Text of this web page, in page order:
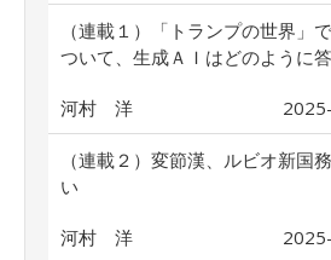
（連載１）「トランプの世界」
ついて、生成ＡＩはどのように
河村 洋
（連載２）変節漢、ルビオ新国
い
河村 洋